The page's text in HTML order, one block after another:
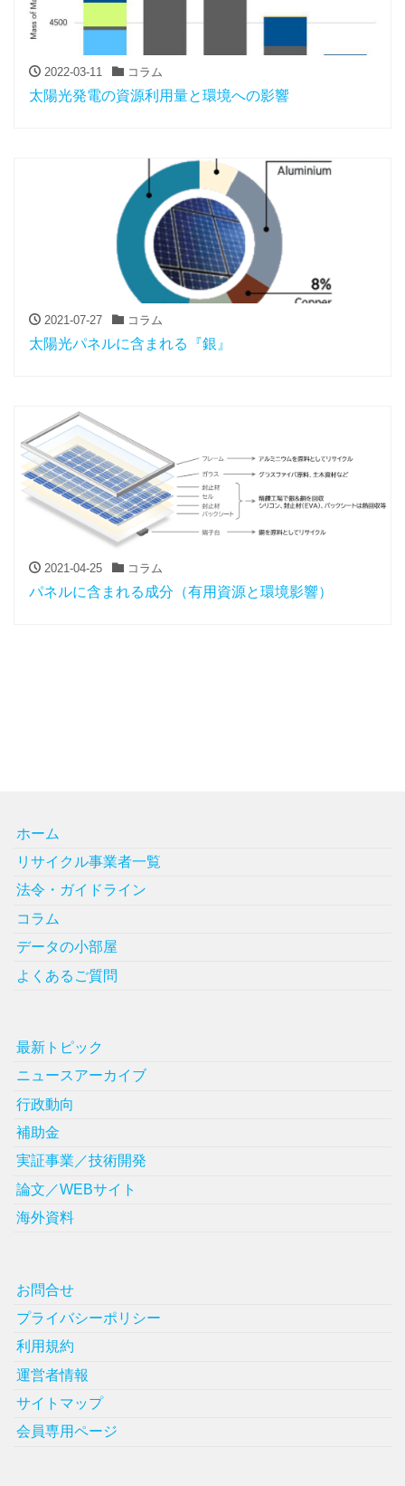
2022-03-11 コラム
太陽光発電の資源利用量と環境への影響
2021-07-27 コラム
太陽光パネルに含まれる『銀』
2021-04-25 コラム
パネルに含まれる成分（有用資源と環境影響）
ホーム
リサイクル事業者一覧
法令・ガイドライン
コラム
データの小部屋
よくあるご質問
最新トピック
ニュースアーカイブ
行政動向
補助金
実証事業／技術開発
論文／WEBサイト
海外資料
お問合せ
プライバシーポリシー
利用規約
運営者情報
サイトマップ
会員専用ページ